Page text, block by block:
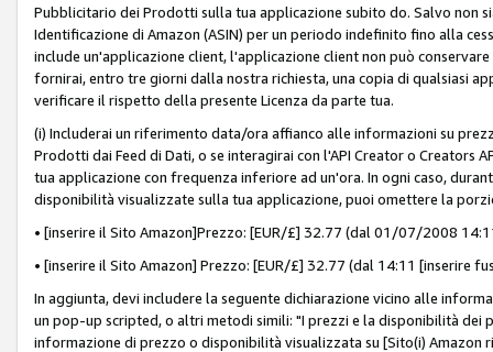
Pubblicitario dei Prodotti sulla tua applicazione subito do. Salvo non
Identificazione di Amazon (ASIN) per un periodo indefinito fino alla
include un'applicazione client, l'applicazione client non può
fornirai, entro tre giorni dalla nostra richiesta, una copia di qualsiasi
verificare il rispetto della presente Licenza da parte tua.
(i) Includerai un riferimento data/ora affianco alle informazioni su
Prodotti dai Feed di Dati, o se interagirai con l'API Creator o Creators
tua applicazione con frequenza inferiore ad un'ora. In ogni caso,
disponibilità visualizzate sulla tua applicazione, puoi omettere la
• [inserire il Sito Amazon]Prezzo: [EUR/£] 32.77 (dal 01/07/2008
• [inserire il Sito Amazon] Prezzo: [EUR/£] 32.77 (dal 14:11 [inserire
In aggiunta, devi includere la seguente dichiarazione vicino alle
un pop-up scripted, o altri metodi simili: "I prezzi e la disponibilità
informazione di prezzo o disponibilità visualizzata su [Sito(i)